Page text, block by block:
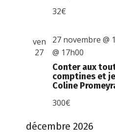
32€
ven
27
Conter aux
comptines et
Coline
27 novembre @
@ 17h00
300€
décembre 2026